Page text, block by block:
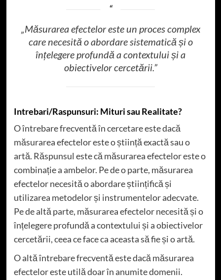
„Măsurarea efectelor este un proces complex
care necesită o abordare sistematică și o
înțelegere profundă a contextului și a
obiectivelor cercetării.”
Intrebari/Raspunsuri: Mituri sau Realitate?
O întrebare frecventă în cercetare este dacă
măsurarea efectelor este o știință exactă sau o
artă. Răspunsul este că măsurarea efectelor este o
combinație a ambelor. Pe de o parte, măsurarea
efectelor necesită o abordare științifică și
utilizarea metodelor și instrumentelor adecvate.
Pe de altă parte, măsurarea efectelor necesită și o
înțelegere profundă a contextului și a obiectivelor
cercetării, ceea ce face ca aceasta să fie și o artă.
O altă întrebare frecventă este dacă măsurarea
efectelor este utilă doar în anumite domenii.